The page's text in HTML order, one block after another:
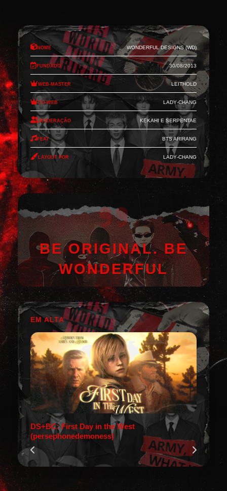
Nome Wonderful Designs (WD)
Fundado 30/08/2013
Web-Master Leithold
Co-Web Lady-Chang
Moderação Kekahi e Serpentae
Feat BTS Arirang
Layout por Lady-Chang
BE ORIGINAL. BE
WONDERFUL
EM ALTA
DS+BC: First Day in the West
(persephonedemoness)